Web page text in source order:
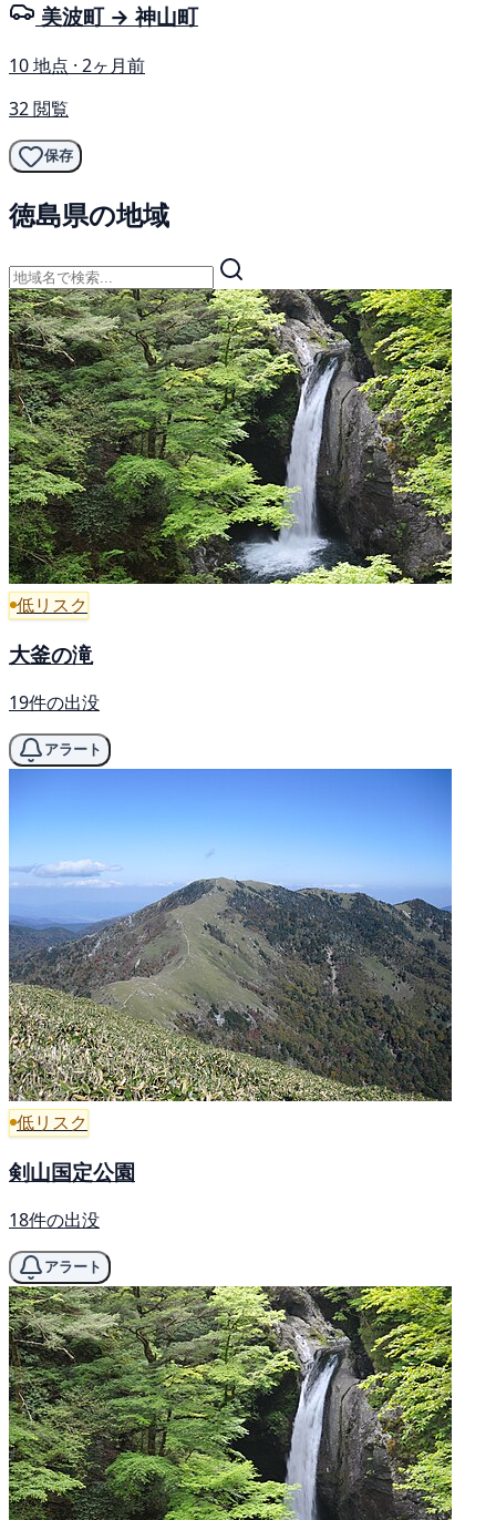
美波町 → 神山町
10 地点 · 2ヶ月前
32 閲覧
保存
徳島県の地域
低リスク
大釜の滝
19件の出没
アラート
低リスク
剣山国定公園
18件の出没
アラート